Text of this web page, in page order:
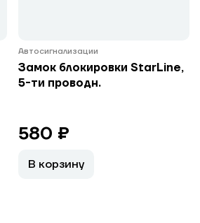
Автосигнализации
Замок блокировки StarLine,
5-ти проводн.
580 ₽
В корзину